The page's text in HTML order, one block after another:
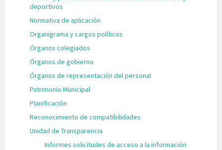
deportivos
Normativa de aplicación
Organigrama y cargos políticos
Órganos colegiados
Órganos de gobierno
Órganos de representación del personal
Patrimonio Municipal
Planificación
Reconocimiento de compatibilidades
Unidad de Transparencia
Informes solicitudes de acceso a la información